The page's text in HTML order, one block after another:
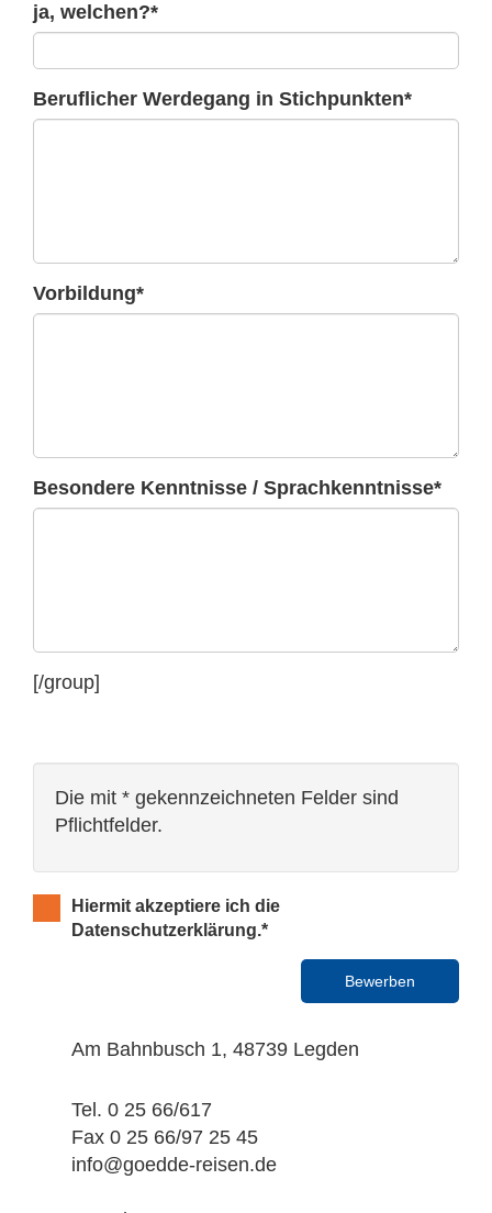
ja, welchen?*
Beruflicher Werdegang in Stichpunkten*
Vorbildung*
Besondere Kenntnisse / Sprachkenntnisse*
[/group]
Die mit * gekennzeichneten Felder sind
Pflichtfelder.
Hiermit akzeptiere ich die
Datenschutzerklärung.*
Am Bahnbusch 1, 48739 Legden
Tel. 0 25 66/617
Fax 0 25 66/97 25 45
info@goedde-reisen.de